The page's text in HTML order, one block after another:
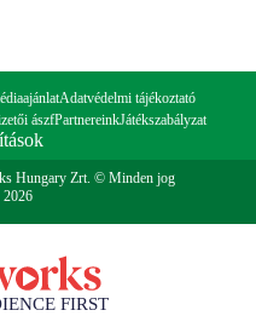
Adatvédelmi tájékoztató
ászfPartnereinkJátékszabályzat
Hungary Zrt. © Minden jog
2026